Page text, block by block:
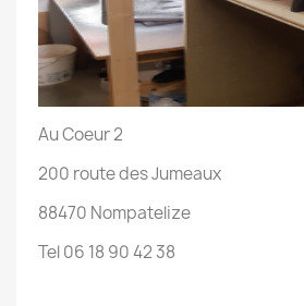
Au Coeur 2
200 route des Jumeaux
88470 Nompatelize
Tel 06 18 90 42 38